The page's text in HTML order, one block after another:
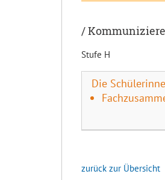
/
Stufe H
Die
zurück zur Übersicht